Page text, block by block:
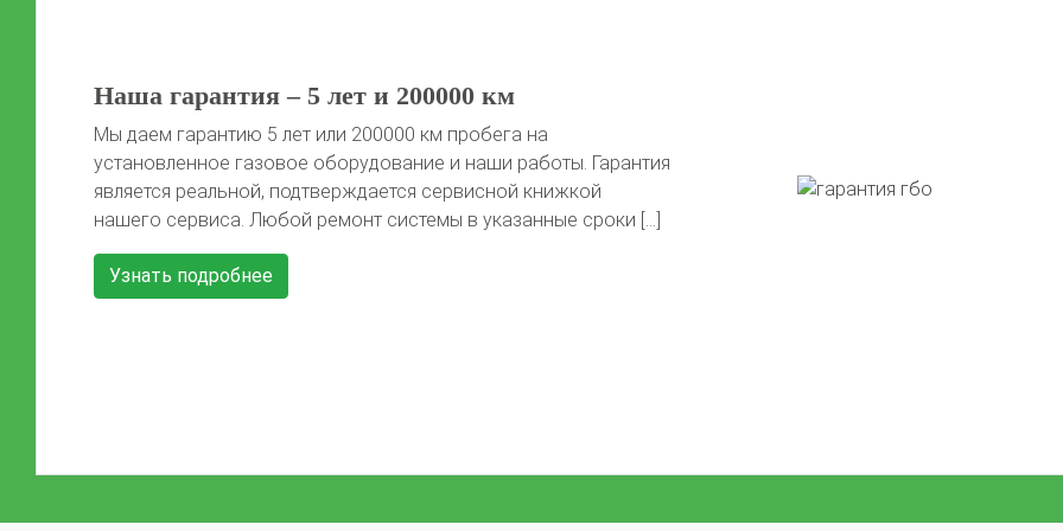
50 литров газа в подарок!
Автомобиль той марки, фото которого не представлены на
сайте, получает 50 литров газа после установки в подарок!
Автомобиль должен быть чистый, чтобы мы смогли сделать
красивые фото) Акция распространяется на […]
Узнать подробнее
Previous